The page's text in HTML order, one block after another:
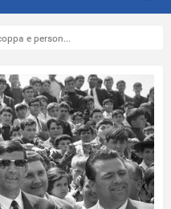
e person...